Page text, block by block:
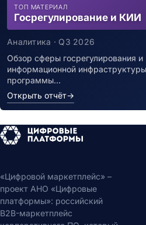
ТОП МАТЕРИАЛ
Госрегулирование и КИИ
Аналитика · Q3 2026
Обзор сферы госрегулирования и
информационной
программы…
Открыть отчёт→
«Цифровой маркетплейс» –
проект АНО «Цифровые
платформы»: российский
B2B-маркетплейс